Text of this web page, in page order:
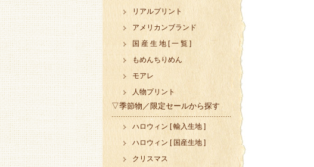
リアルプリント
アメリカンブランド
国 産 生 地 [ 一 覧 ]
もめんちりめん
モアレ
人物プリント
▽季節物／限定セールから探す
ハロウィン [ 輸入生地 ]
ハロウィン [ 国産生地 ]
クリスマス